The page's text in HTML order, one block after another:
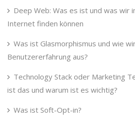
Deep Web: Was es ist und was wir
Internet finden können
Was ist Glasmorphismus und wie
Benutzererfahrung aus?
Technology Stack oder Marketing
ist das und warum ist es wichtig?
Was ist Soft-Opt-in?